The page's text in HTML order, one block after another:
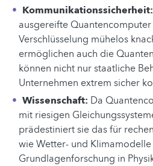
Kommunikationssicherheit:
ausgereifte
Verschlüsselung mühelos
ermöglichen auch die
können nicht nur staatliche
Unternehmen extrem sicher
Wissenschaft: Da
mit riesigen
prädestiniert sie das für
wie Wetter- und
Grundlagenforschung in